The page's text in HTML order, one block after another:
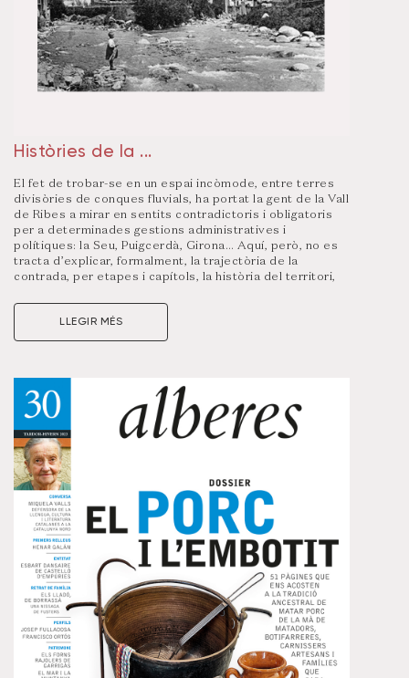
Històries de la ...
El fet de trobar-se en un espai incòmode, entre terres
divisòries de conques fluvials, ha portat la gent de la Vall
de Ribes a mirar en sentits contradictoris i obligatoris
per a determinades gestions administratives i
polítiques: la Seu, Puigcerdà, Girona… Aquí, però, no es
tracta d’explicar, formalment, la trajectòria de la
contrada, per etapes i capítols, la història del territori,
escenari, que poden llegir-se per l’ordre que prefereixi
el lector i per separat. És la tònica habitual de la
col·lecció. Això no vol dir que el llibre no aporti dades
En total, són més de setanta les històries que
conformen el llibre, agrupades per afinitats temàtiques i
amb preeminència dels aspectes socials en sentit ampli.
Hi trobareu molts noms propis, els de la gent que fa o
pretén de fer la història o la sofreix calladament o
públicament.
LLEGIR MÉS